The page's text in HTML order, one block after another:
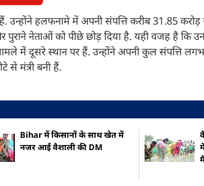
उन्होंने हलफनामे में अपनी संपत्ति करीब 31.85
पुराने नेताओं को पीछे छोड़ दिया है. यही वजह है कि
में दूसरे स्थान पर हैं. उन्होंने अपनी कुल संपत्ति
से मंत्री बनी हैं.
Bihar में किसानों के साथ खेत में
नजर आईं वैशाली की DM